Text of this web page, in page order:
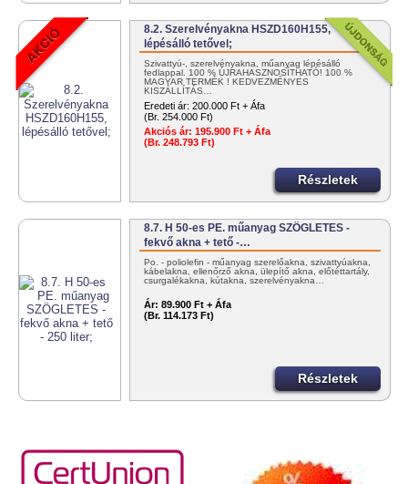
8.2. Szerelvényakna HSZD160H155,
lépésálló tetővel;
Szivattyú-, szerelvényakna, műanyag lépésálló
fedlappal. 100 % ÚJRAHASZNOSÍTHATÓ! 100 %
MAGYAR TERMÉK ! KEDVEZMÉNYES
KISZÁLLÍTÁS…
Eredeti ár: 200.000 Ft + Áfa
(Br. 254.000 Ft)
Akciós ár: 195.900 Ft + Áfa
(Br. 248.793 Ft)
Részletek
8.7. H 50-es PE. műanyag SZÖGLETES -
fekvő akna + tető -…
Po. - poliolefin - műanyag szerelőakna, szivattyúakna,
kábelakna, ellenőrző akna, ülepítő akna, előtéttartály,
csurgalékakna, kútakna, szerelvényakna…
Ár: 89.900 Ft + Áfa
(Br. 114.173 Ft)
Részletek